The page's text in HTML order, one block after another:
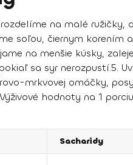
na malé ružičky,
soľou, čiernym korením
na menšie kúsky,
sa syr nerozpustí.5.
mrkvovej omáčky,
Výživové hodnoty na 1
Sacharidy